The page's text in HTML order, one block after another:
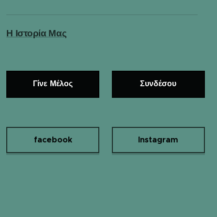
Η Ιστορία Μας
Γίνε Μέλος Συνδέσου
facebook Instagram